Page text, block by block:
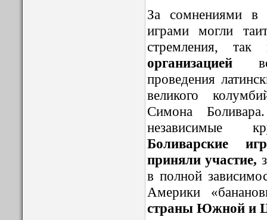
За сомнениями в
играми могли
стремления, так
организацией
проведения
великого
Симона
независимые
Боливарские
приняли участие,
в полной
Америки
страны Южной и